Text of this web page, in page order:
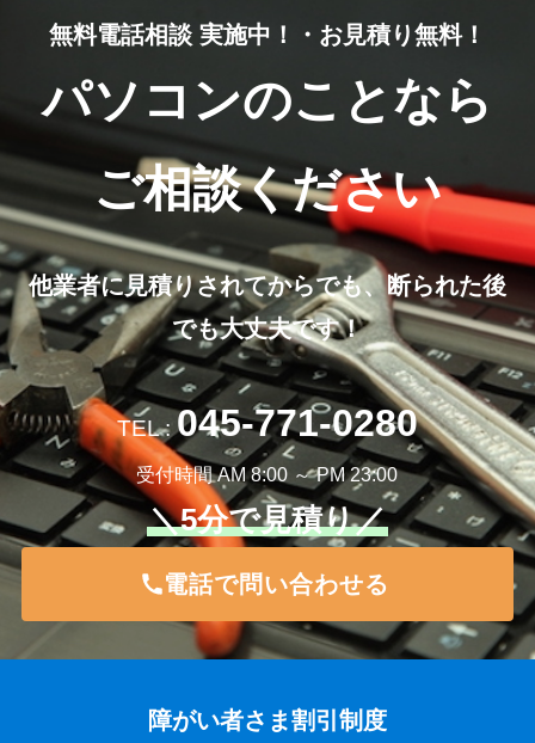
無料電話相談 実施中！・お見積り無料！
パソコンのことなら
ご相談ください
他業者に見積りされてからでも、断られた後
でも大丈夫です！
TEL :045-771-0280
受付時間 AM 8:00 ～ PM 23:00
＼5分で見積り／
電話で問い合わせる
障がい者さま割引制度